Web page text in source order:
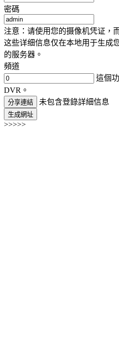
密碼
注意：请使用您的摄像机凭证，
这些详细信息仅在本地用于生成
的服务器。
頻道
這個
DVR。
分享連結 未包含登錄詳細信息
生成網址
>>>>>